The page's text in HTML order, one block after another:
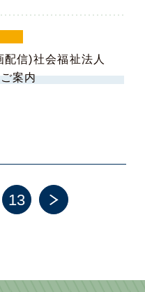
信)社会福祉法人
案内
13